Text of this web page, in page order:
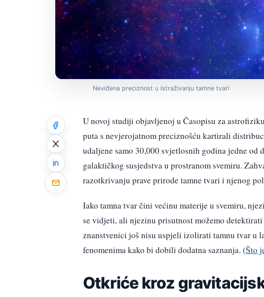
Neviđena preciznost u istraživanju tamne tvari
U novoj studiji objavljenoj u Časopisu za
puta s nevjerojatnom preciznošću kartirali
udaljene samo 30,000 svjetlosnih godina jedne od
galaktičkog susjedstva u prostranom svemiru.
razotkrivanju prave prirode tamne tvari i njenog
Iako tamna tvar čini većinu materije u svemiru,
se vidjeti, ali njezinu prisutnost možemo
znanstvenici još nisu uspjeli izolirati tamnu tvar u
fenomenima kako bi dobili dodatna saznanja. (Što
Otkriće kroz